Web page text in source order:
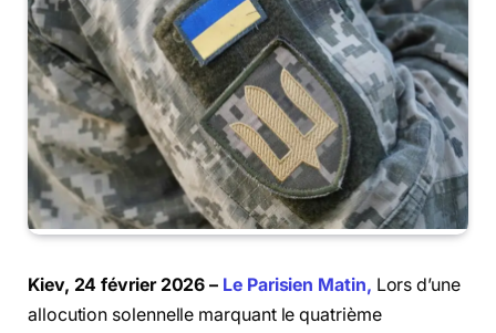
Kiev, 24 février 2026 – Le Parisien Matin, Lors d’une
allocution solennelle marquant le quatrième